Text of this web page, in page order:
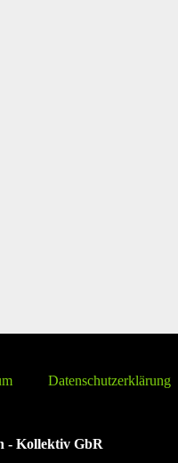
Datenschutzerklärung
- Kollektiv GbR